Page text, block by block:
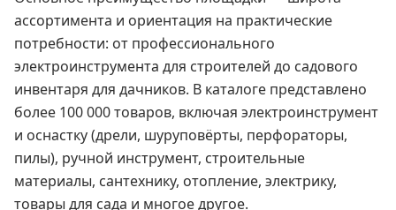
ассортимента и ориентация на практические
потребности: от профессионального
электроинструмента для строителей до садового
инвентаря для дачников. В каталоге представлено
более 100 000 товаров, включая электроинструмент
и оснастку (дрели, шуруповёрты, перфораторы,
пилы), ручной инструмент, строительные
материалы, сантехнику, отопление, электрику,
товары для сада и многое другое.